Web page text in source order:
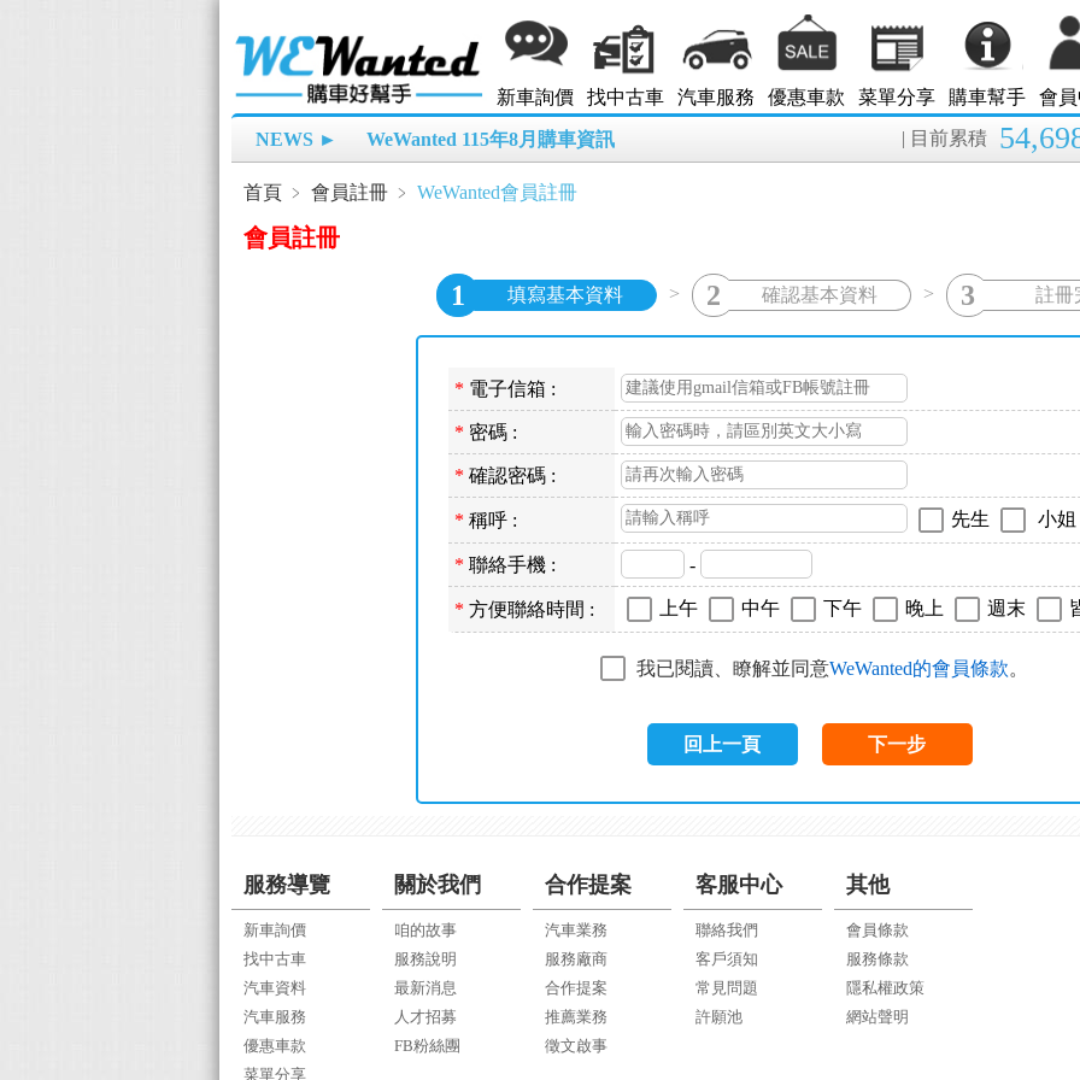
新車詢價 找中古車 汽車服務 優惠車款 菜單分享 購車幫手 會
NEWS ► WeWanted 115年8月購車資訊 | 目前累積
首頁 ﹥ 會員註冊 ﹥ WeWanted會員註冊
會員註冊
1 填寫基本資料 > 2 確認基本資料 > 3 註冊
* 電子信箱 :
* 密碼 :
* 確認密碼 :
* 稱呼 : 先生 小姐
* 聯絡手機 : -
* 方便聯絡時間 : 上午 中午 下午 晚上 週末
我已閱讀、瞭解並同意WeWanted的會員條款。
回上一頁 下一步
服務導覽
新車詢價
找中古車
汽車資料
汽車服務
優惠車款
菜單分享
關於我們
咱的故事
服務說明
最新消息
人才招募
FB粉絲團
合作提案
汽車業務
服務廠商
合作提案
推薦業務
徵文啟事
客服中心
聯絡我們
客戶須知
常見問題
許願池
其他
會員條款
服務條款
隱私權政策
網站聲明